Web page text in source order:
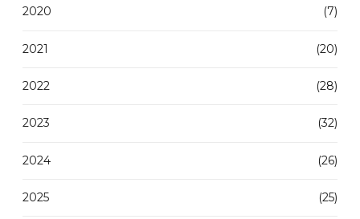
2020 (7)
2021 (20)
2022 (28)
2023 (32)
2024 (26)
2025 (25)